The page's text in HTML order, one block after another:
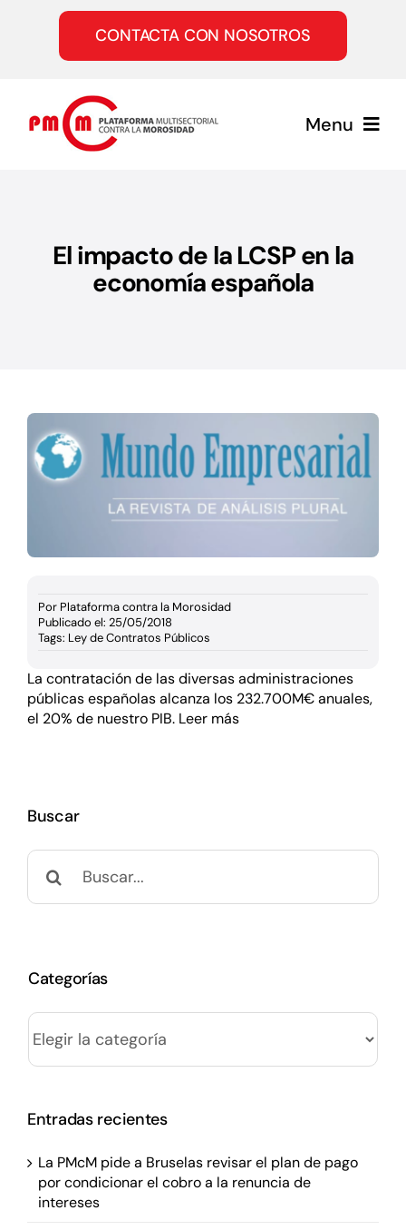
contenido
CONTACTA CON NOSOTROS
Menu
Quiénes somos
Agenda
El impacto de la LCSP en la
economía española
Por Plataforma contra la Morosidad
Publicado el: 25/05/2018
Tags: Ley de Contratos Públicos
La contratación de las diversas administraciones
públicas españolas alcanza los 232.700M€ anuales,
el 20% de nuestro PIB. Leer más
Buscar
Buscar:
Categorías
Categorías
Entradas recientes
La PMcM pide a Bruselas revisar el plan de pago
por condicionar el cobro a la renuncia de
intereses